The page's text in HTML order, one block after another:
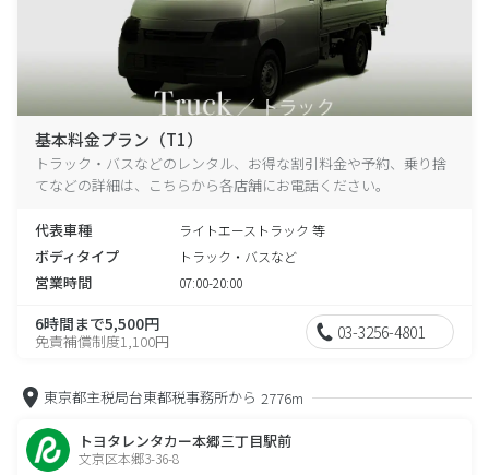
基本料金プラン（T1）
トラック・バスなどのレンタル、お得な割引料金や予約、乗り捨
てなどの詳細は、こちらから各店舗にお電話ください。
代表車種 ライトエーストラック 等
ボディタイプ トラック・バスなど
営業時間 07:00-20:00
6時間まで5,500円
免責補償制度1,100円 03-3256-4801
東京都主税局台東都税事務所から 2776m
トヨタレンタカー本郷三丁目駅前
文京区本郷3-36-8